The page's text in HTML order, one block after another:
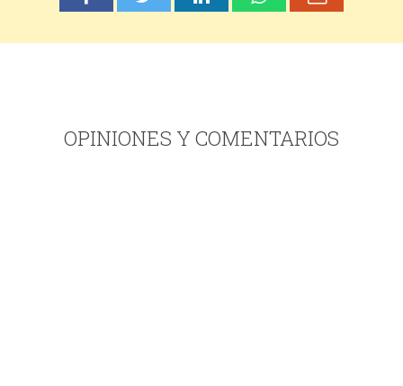
OPINIONES Y COMENTARIOS